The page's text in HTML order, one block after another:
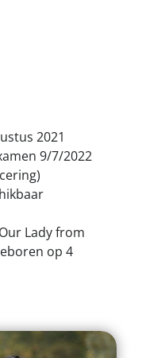
2021
9/7/2022
Lady from
op 4